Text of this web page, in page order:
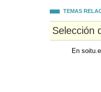
TEMAS
Selección
En